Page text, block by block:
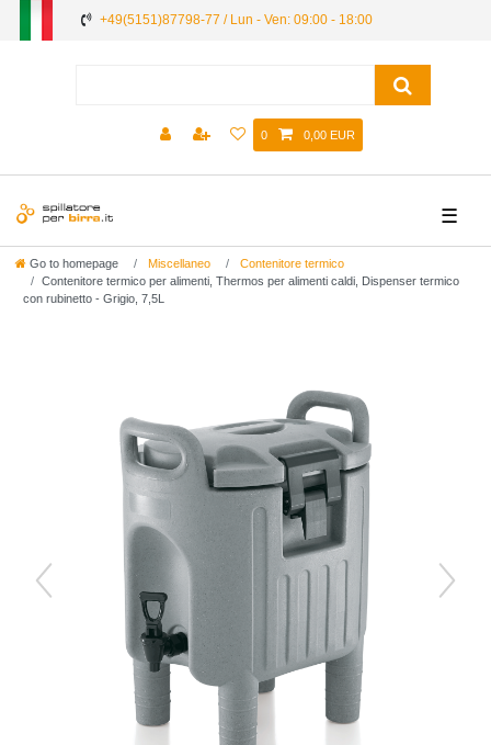
+49(5151)87798-77 / Lun - Ven: 09:00 - 18:00
0 0,00 EUR
☰
Go to homepage Miscellaneo
Contenitore termico
Contenitore termico per alimenti, Thermos per alimenti caldi, Dispenser termico
con rubinetto - Grigio, 7,5L